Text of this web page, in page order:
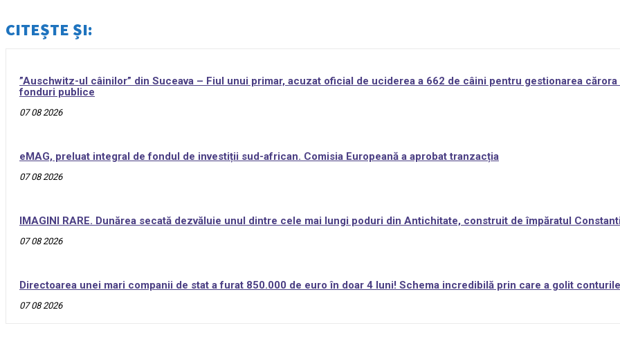
CITEȘTE ȘI:
”Auschwitz-ul câinilor” din Suceava – Fiul unui primar, acuzat oficial de uciderea a 662 de câini pentru gestionarea
fonduri publice
07 08 2026
eMAG, preluat integral de fondul de investiții sud-african. Comisia Europeană a aprobat tranzacția
07 08 2026
IMAGINI RARE. Dunărea secată dezvăluie unul dintre cele mai lungi poduri din Antichitate, construit de împăratul
07 08 2026
Directoarea unei mari companii de stat a furat 850.000 de euro în doar 4 luni! Schema incredibilă prin care a golit conturile
07 08 2026